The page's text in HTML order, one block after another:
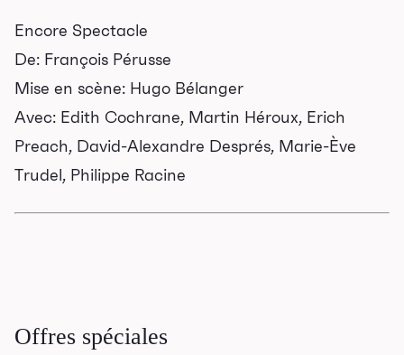
Les Grands Explorateurs
Communauté UdeS
Carte blanche
Passeurs culturels
Salles
Loggias
Encore Spectacle
De: François Pérusse
Mise en scène: Hugo Bélanger
Avec: Edith Cochrane, Martin Héroux, Erich
Preach, David-Alexandre Després, Marie-Ève
Trudel, Philippe Racine
Offres spéciales